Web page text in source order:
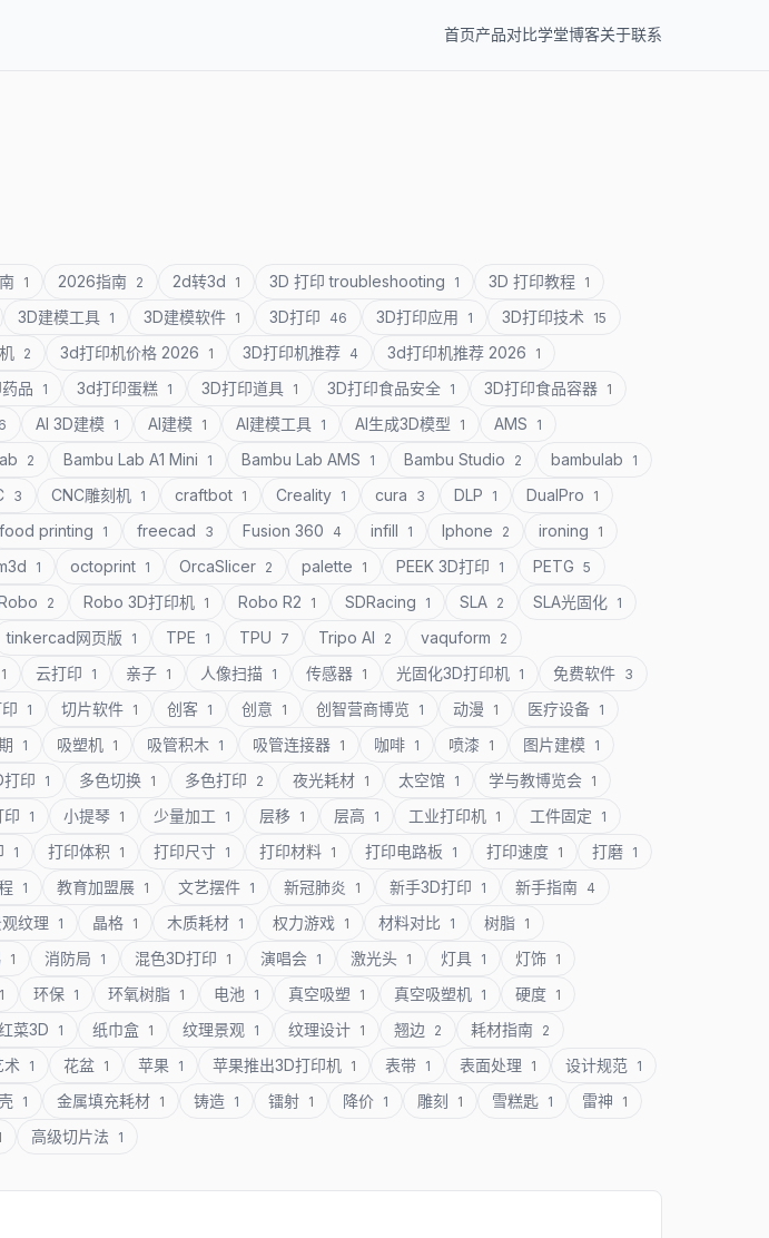
首页产品对比学堂博客关于联系
1 2026指南 2 2d转3d 1 3D 打印 troubleshooting 1 3D 打印教程 1
3D建模工具 1 3D建模软件 1 3D打印 46 3D打印应用 1 3D打印技术 15
2 3d打印机价格 2026 1 3D打印机推荐 4 3d打印机推荐 2026 1
品 1 3d打印蛋糕 1 3D打印道具 1 3D打印食品安全 1 3D打印食品容器 1
6 AI 3D建模 1 AI建模 1 AI建模工具 1 AI生成3D模型 1 AMS 1
2 Bambu Lab A1 Mini 1 Bambu Lab AMS 1 Bambu Studio 2 bambulab 1
3 CNC雕刻机 1 craftbot 1 Creality 1 cura 3 DLP 1 DualPro 1
food printing 1 freecad 3 Fusion 360 4 infill 1 Iphone 2 ironing 1
1 octoprint 1 OrcaSlicer 2 palette 1 PEEK 3D打印 1 PETG 5
2 Robo 3D打印机 1 Robo R2 1 SDRacing 1 SLA 2 SLA光固化 1
tinkercad网页版 1 TPE 1 TPU 7 Tripo AI 2 vaquform 2
1 云打印 1 亲子 1 人像扫描 1 传感器 1 光固化3D打印机 1 免费软件 3
1 切片软件 1 创客 1 创意 1 创智营商博览 1 动漫 1 医疗设备 1
1 吸塑机 1 吸管积木 1 吸管连接器 1 咖啡 1 喷漆 1 图片建模 1
打印 1 多色切换 1 多色打印 2 夜光耗材 1 太空馆 1 学与教博览会 1
印 1 小提琴 1 少量加工 1 层移 1 层高 1 工业打印机 1 工件固定 1
1 打印体积 1 打印尺寸 1 打印材料 1 打印电路板 1 打印速度 1 打磨 1
1 教育加盟展 1 文艺摆件 1 新冠肺炎 1 新手3D打印 1 新手指南 4
纹理 1 晶格 1 木质耗材 1 权力游戏 1 材料对比 1 树脂 1
1 消防局 1 混色3D打印 1 演唱会 1 激光头 1 灯具 1 灯饰 1
1 环保 1 环氧树脂 1 电池 1 真空吸塑 1 真空吸塑机 1 硬度 1
菜3D 1 纸巾盒 1 纹理景观 1 纹理设计 1 翘边 2 耗材指南 2
术 1 花盆 1 苹果 1 苹果推出3D打印机 1 表带 1 表面处理 1 设计规范 1
1 金属填充耗材 1 铸造 1 镭射 1 降价 1 雕刻 1 雪糕匙 1 雷神 1
高级切片法 1